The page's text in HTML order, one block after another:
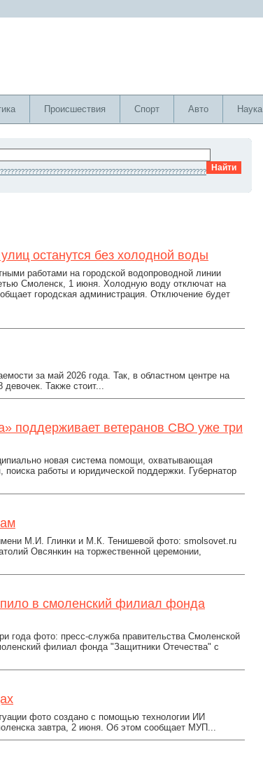
Происшествия Спорт Авто Наука
останутся без холодной воды
работами на городской водопроводной линии
Смоленск, 1 июня. Холодную воду отключат на
городская администрация. Отключение будет
за май 2026 года. Так, в областном центре на
Также стоит...
поддерживает ветеранов СВО уже три
новая система помощи, охватывающая
работы и юридической поддержки. Губернатор
М.И. Глинки и М.К. Тенишевой фото: smolsovet.ru
Овсянкин на торжественной церемонии,
в смоленский филиал фонда
года фото: пресс-служба правительства Смоленской
филиал фонда "Защитники Отечества" с
фото создано с помощью технологии ИИ
завтра, 2 июня. Об этом сообщает МУП...